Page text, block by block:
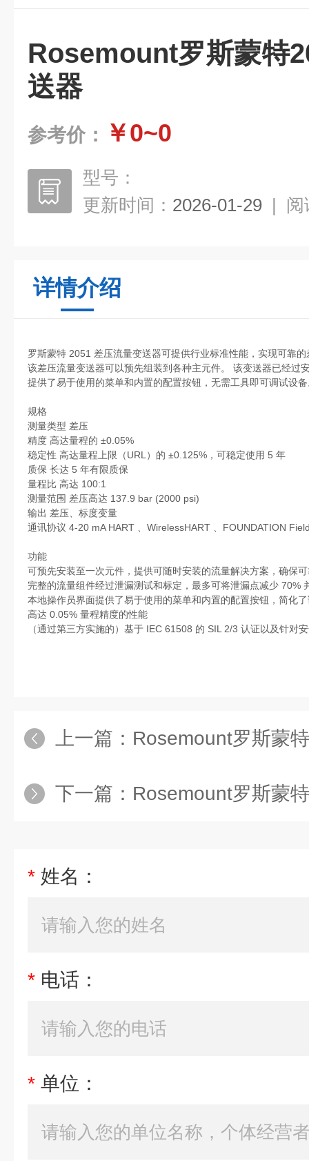
Rosemount罗斯蒙特
送器
参考价： ￥0~0
型号：
更新时间： 2026-01-29 | 阅
详情介绍
罗斯蒙特 2051 差压流量变送器可提供行业标准性能，实现可靠
该差压流量变送器可以预先组装到各种主元件。 该变送器已经过
提供了易于使用的菜单和内置的配置按钮，无需工具即可调试设
规格
测量类型 差压
精度 高达量程的 ±0.05%
稳定性 高达量程上限（URL）的 ±0.125%，可稳定使用 5 年
质保 长达 5 年有限质保
量程比 高达 100:1
测量范围 差压高达 137.9 bar (2000 psi)
输出 差压、标度变量
通讯协议 4-20 mA HART 、WirelessHART 、FOUNDATION
功能
可预先安装至一次元件，提供可随时安装的流量解决方案，确保
完整的流量组件经过泄漏测试和标定，最多可将泄漏点减少 70%
本地操作员界面提供了易于使用的菜单和内置的配置按钮，简化
高达 0.05% 量程精度的性能
（通过第三方实施的）基于 IEC 61508 的 SIL 2/3 认证以及针对
上一篇： Rosemount罗斯蒙
下一篇： Rosemount罗斯蒙特
* 姓名：
* 电话：
* 单位：